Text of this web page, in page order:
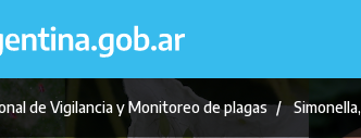
de Vigilancia y Monitoreo de plagas